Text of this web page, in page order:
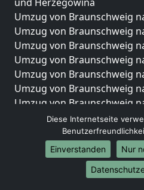
Umzug von Braunschweig
Umzug von Braunschweig
Umzug von Braunschweig
Umzug von Braunschweig
Umzug von Braunschweig
Umzug von Braunschweig
Umzug von Braunschweig
Umzug von Braunschweig
Umzug von Braunschweig
Umzug von Braunschweig
Umzug von Braunschweig
Umzug von Braunschweig
Diese Internetseite
Einverstanden
Nur